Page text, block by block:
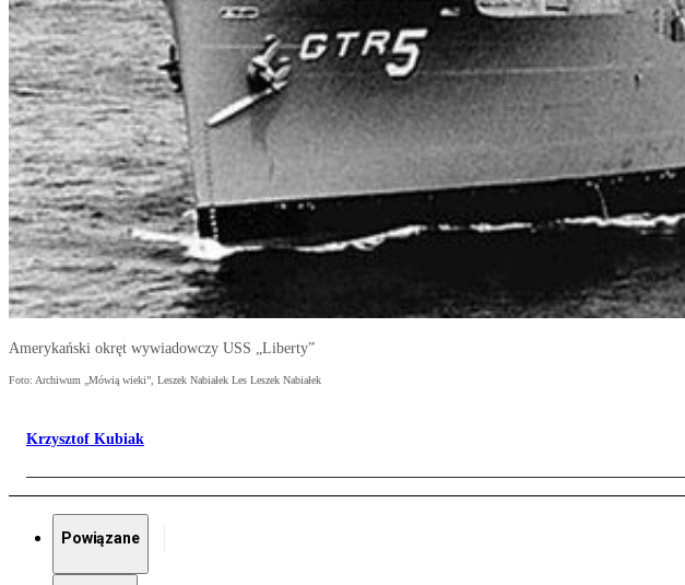
Amerykański okręt wywiadowczy USS „Liberty”
Foto: Archiwum „Mówią wieki”, Leszek Nabiałek Les Leszek Nabiałek
Krzysztof Kubiak
Powiązane